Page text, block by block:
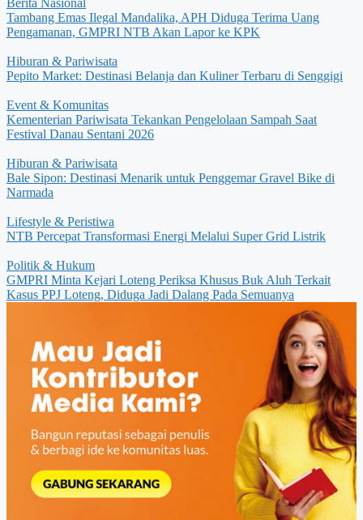
Berita Nasional
Tambang Emas Ilegal Mandalika, APH Diduga Terima Uang
Pengamanan, GMPRI NTB Akan Lapor ke KPK
Hiburan & Pariwisata
Pepito Market: Destinasi Belanja dan Kuliner Terbaru di Senggigi
Event & Komunitas
Kementerian Pariwisata Tekankan Pengelolaan Sampah Saat
Festival Danau Sentani 2026
Hiburan & Pariwisata
Bale Sipon: Destinasi Menarik untuk Penggemar Gravel Bike di
Narmada
Lifestyle & Peristiwa
NTB Percepat Transformasi Energi Melalui Super Grid Listrik
Politik & Hukum
GMPRI Minta Kejari Loteng Periksa Khusus Buk Aluh Terkait
Kasus PPJ Loteng, Diduga Jadi Dalang Pada Semuanya